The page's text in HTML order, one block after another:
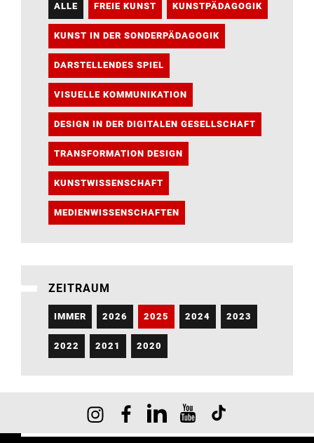
ALLE FREIE KUNST KUNSTPÄDAGOGIK
KUNST IN DER SONDERPÄDAGOGIK
DARSTELLENDES SPIEL
VISUELLE KOMMUNIKATION
DESIGN IN DER DIGITALEN GESELLSCHAFT
TRANSFORMATION DESIGN
KUNSTWISSENSCHAFT
MEDIENWISSENSCHAFTEN
ZEITRAUM
IMMER 2026 2025 2024 2023
2022 2021 2020